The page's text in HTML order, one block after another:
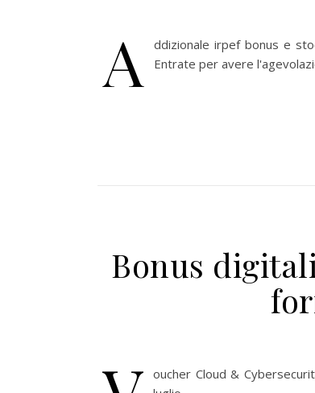
A
ddizionale irpef bonus e
Entrate per avere
Bonus
oucher Cloud &